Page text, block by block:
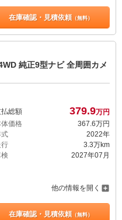
在庫確認・見積依頼（無料）
純正9型ナビ 全周囲カメ
総額 379.9万円
価格
367. 6万円
2022年
行
3.3万km
2027年07月
他の情報を開く
在庫確認・見積依頼（無料）